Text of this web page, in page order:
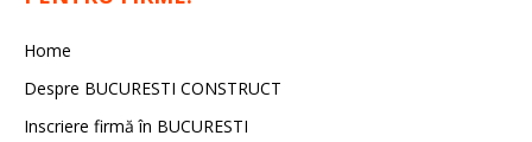
Home
Despre BUCURESTI CONSTRUCT
Inscriere firmă în BUCURESTI